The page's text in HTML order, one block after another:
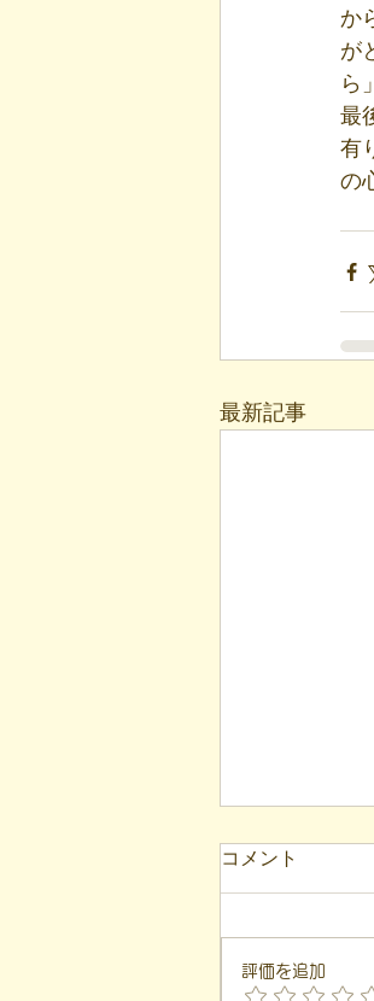
か
が
ら
最
有
の
最新記事
【代表ブロ
社会への一
す。 このブロ
コメント
評価を追加